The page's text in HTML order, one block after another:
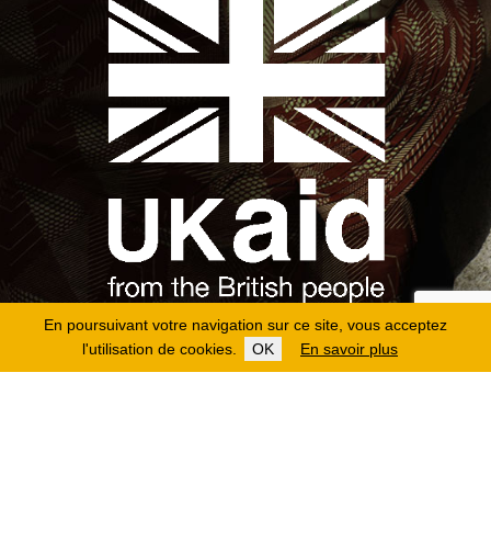
En poursuivant votre navigation sur ce site, vous acceptez
l'utilisation de cookies.
OK En savoir plus